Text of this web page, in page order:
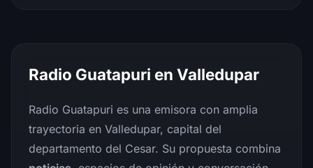
Radio Guatapuri en Valledupar
Radio Guatapuri es una emisora con amplia
trayectoria en Valledupar, capital del
departamento del Cesar. Su propuesta combina